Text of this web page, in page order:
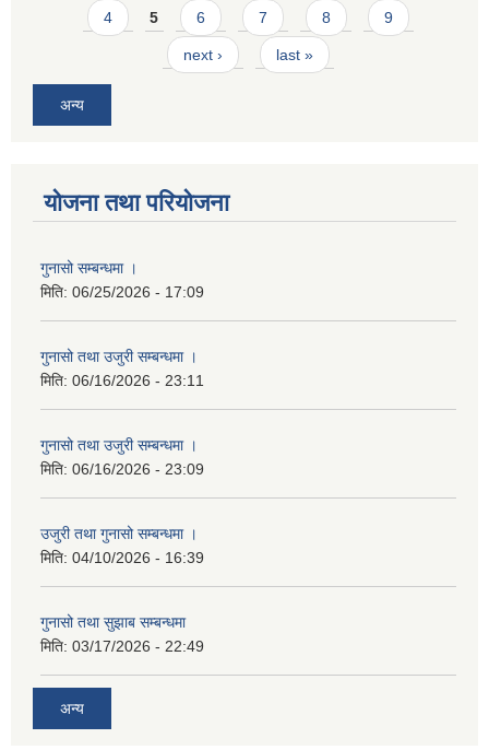
4 5 6 7 8 9
next › last »
अन्य
योजना तथा परियोजना
गुनासो सम्बन्धमा ।
मिति: 06/25/2026 - 17:09
गुनासो तथा उजुरी सम्बन्धमा ।
मिति: 06/16/2026 - 23:11
गुनासो तथा उजुरी सम्बन्धमा ।
मिति: 06/16/2026 - 23:09
उजुरी तथा गुनासो सम्बन्धमा ।
मिति: 04/10/2026 - 16:39
गुनासो तथा सुझाब सम्बन्धमा
मिति: 03/17/2026 - 22:49
अन्य